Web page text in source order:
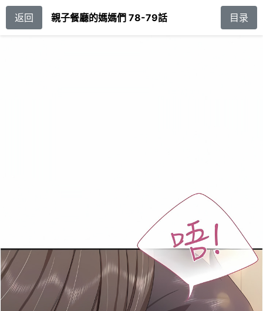
返回 親子餐廳的媽媽們 78-79話 目录